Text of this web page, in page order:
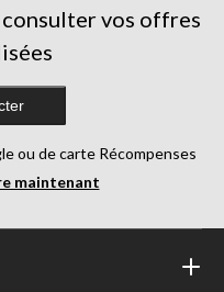
vos offres
ou de carte Récompenses
maintenant